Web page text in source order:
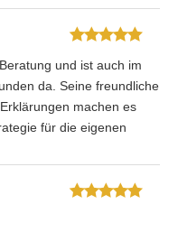
und ist auch im
da. Seine freundliche
machen es
für die eigenen